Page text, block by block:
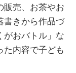
販売、お茶やお
書きから作品づ
がおバトル」な
た内容で子ども